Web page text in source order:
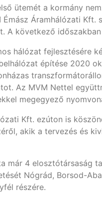
ütemét a kormány
Émász Áramhálózati
A következő
hálózat fejlesztésére
építése 2020
Az MVM Nettel
megegyező
Kft. ezúton is
akik a tervezés és
már 4 elosztótársaság
Nógrád, Borsod-
részére.